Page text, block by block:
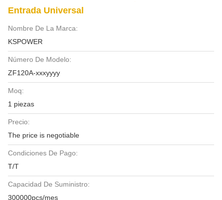
Entrada Universal
Nombre De La Marca:
KSPOWER
Número De Modelo:
ZF120A-xxxyyyy
Moq:
1 piezas
Precio:
The price is negotiable
Condiciones De Pago:
T/T
Capacidad De Suministro:
300000pcs/mes